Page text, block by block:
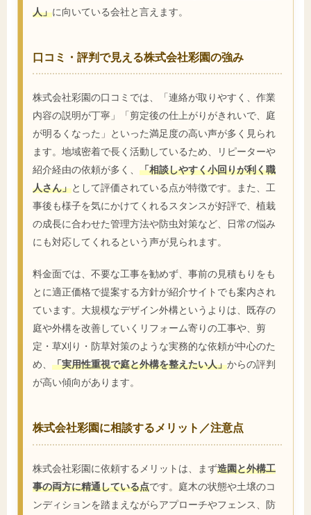
人」に向いている会社と言えます。
口コミ・評判で見える株式会社彩園の強み
株式会社彩園の口コミでは、「連絡が取りやすく、作業
内容の説明が丁寧」「剪定後の仕上がりがきれいで、庭
が明るくなった」といった満足度の高い声が多く見られ
ます。地域密着で長く活動しているため、リピーターや
紹介経由の依頼が多く、 「相談しやすく小回りが利く職
人さん」として評価されている点が特徴です。また、工
事後も様子を気にかけてくれるスタンスが好評で、植栽
の成長に合わせた管理方法や防虫対策など、日常の悩み
にも対応してくれるという声が見られます。
料金面では、不要な工事を勧めず、事前の見積もりをも
とに適正価格で提案する方針が紹介サイトでも案内され
ています。大規模なデザイン外構というよりは、既存の
庭や外構を改善していくリフォーム寄りの工事や、剪
定・草刈り・防草対策のような実務的な依頼が中心のた
め、 「実用性重視で庭と外構を整えたい人」からの評判
が高い傾向があります。
株式会社彩園に相談するメリット／注意点
株式会社彩園に依頼するメリットは、まず造園と外構工
事の両方に精通している点です。庭木の状態や土壌のコ
ンディションを踏まえながらアプローチやフェンス、防